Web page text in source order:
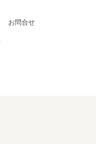
お問合せ